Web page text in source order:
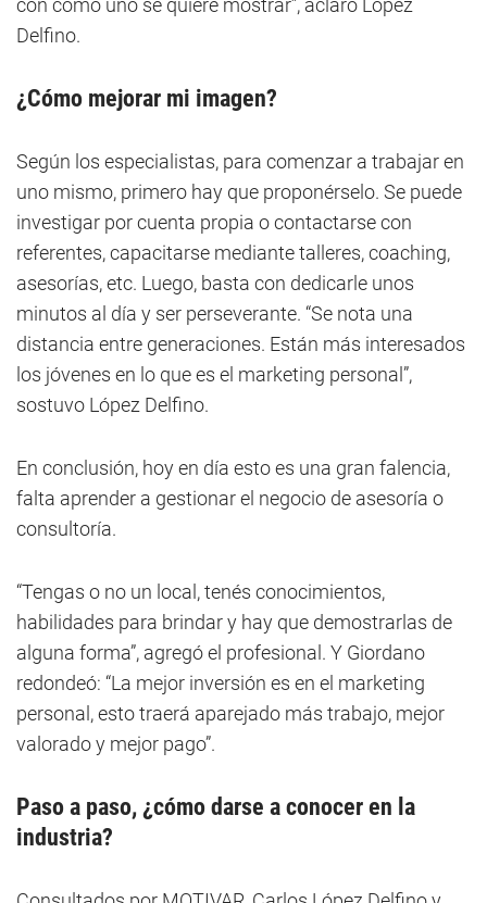
con cómo uno se quiere mostrar”, aclaró López
Delfino.
¿Cómo mejorar mi imagen?
Según los especialistas, para comenzar a trabajar en
uno mismo, primero hay que proponérselo. Se puede
investigar por cuenta propia o contactarse con
referentes, capacitarse mediante talleres, coaching,
asesorías, etc. Luego, basta con dedicarle unos
minutos al día y ser perseverante. “Se nota una
distancia entre generaciones. Están más interesados
los jóvenes en lo que es el marketing personal”,
sostuvo López Delfino.
En conclusión, hoy en día esto es una gran falencia,
falta aprender a gestionar el negocio de asesoría o
consultoría.
“Tengas o no un local, tenés conocimientos,
habilidades para brindar y hay que demostrarlas de
alguna forma”, agregó el profesional. Y Giordano
redondeó: “La mejor inversión es en el marketing
personal, esto traerá aparejado más trabajo, mejor
valorado y mejor pago”.
Paso a paso, ¿cómo darse a conocer en la
industria?